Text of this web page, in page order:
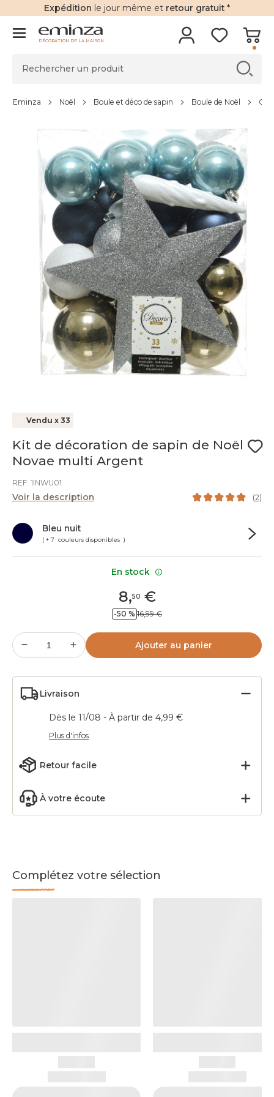
Expédition le jour même et retour gratuit *
DÉCORATION DE LA MAISON
Eminza Noël Boule et déco de sapin Boule de Noël
Vendu x 33
Kit de décoration de sapin de Noël
Novae multi Argent
REF. 1INWU01
Voir la description (2)
Bleu nuit
( + 7 couleurs disponibles )
8,50€
-50 % 16,99 €
Ajouter au panier
Livraison
Dès le 11/08 - À partir de 4,99 €
Plus d'infos
Retour facile
À votre écoute
Complétez votre sélection